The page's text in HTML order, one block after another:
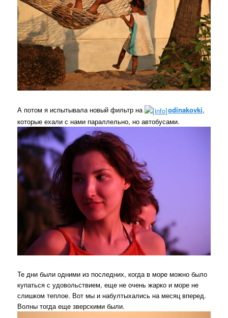
А потом я испытывала новый фильтр на odinakovki,
которые ехали с нами параллельно, но автобусами.
Те дни были одними из последних, когда в море можно было
купаться с удовольствием, еще не очень жарко и море не
слишком теплое. Вот мы и набултыхались на месяц вперед.
Волны тогда еще зверскими были.